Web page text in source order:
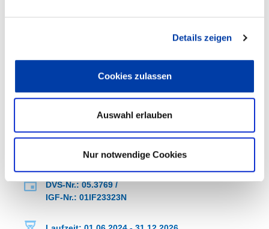
Details zeigen
Cookies zulassen
Auswahl erlauben
Nur notwendige Cookies
WEITERE INFORMATIONEN
VORHABEN
DETEKTION, CHARAKTERISIERUNG UND
ÜBERWACHUNG DES SONOTRODEN- UND
LTRASCHALLSCHWEISSEN
DVS-Nr.: 05.3769 /
IGF-Nr.: 01IF23323N